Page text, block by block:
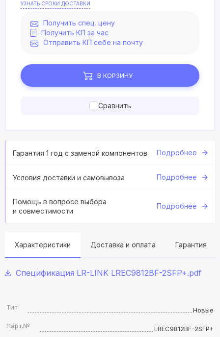
УЗНАТЬ СРОКИ ДОСТАВКИ
Получить спец. цену
Получить КП за час
Отправить КП себе на почту
В КОРЗИНУ
Сравнить
Гарантия 1 год с заменой компонентов Подробнее
Условия доставки и самовывоза Подробнее
Помощь в вопросе выбора
и совместимости
Подробнее
Характеристики Доставка и оплата Гарантия
Спецификация LR-LINK LREC9812BF-2SFP+.pdf
Тип
Новые
Парт.№
LREC9812BF-2SFP+